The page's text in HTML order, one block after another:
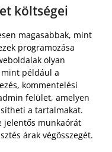
költségei
magasabbak, mint
programozása
olyan
például a
kommentelési
felület, amelyen
a tartalmakat.
jelentős munkaórát
árak végösszegét.